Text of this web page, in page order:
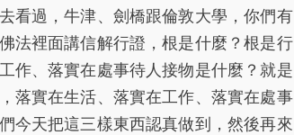
看過，牛津、劍橋跟倫敦大學，你們有
法裡面講信解行證，根是什麼？根是行
作、落實在處事待人接物是什麼？就是
落實在生活、落實在工作、落實在處事
今天把這三樣東西認真做到，然後再來